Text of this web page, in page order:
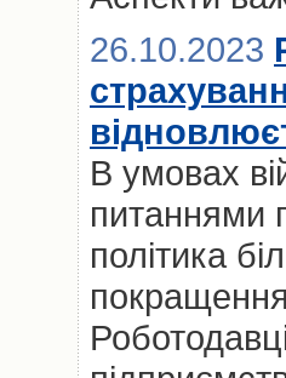
26.10.2023
В умовах
питаннями
політика